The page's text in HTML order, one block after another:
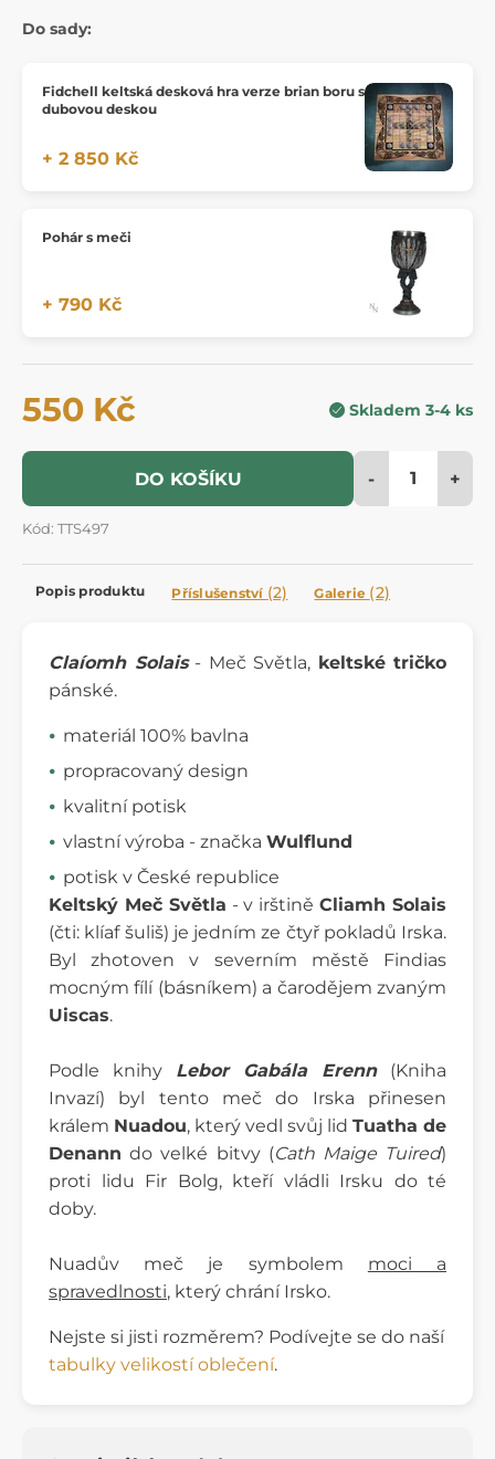
Do sady:
Fidchell keltská desková hra verze brian boru s
dubovou deskou
+ 2 850 Kč
Pohár s meči
+ 790 Kč
550 Kč Skladem 3-4 ks
DO KOŠÍKU - +
Kód: TTS497
Popis produktu Příslušenství (2) Galerie (2)
Claíomh Solais- Meč Světla, keltské tričko
pánské.
materiál 100% bavlna
propracovaný design
kvalitní potisk
vlastní výroba - značka Wulflund
potisk v České republice
Keltský Meč Světla - v irštiněCliamh Solais
(čti: klíaf šuliš) je jedním ze čtyř pokladů Irska.
Byl zhotoven v severním městě Findias
mocným fílí (básníkem) a čarodějem zvaným
Uiscas.
Podle knihy Lebor Gabála Erenn(Kniha
Invazí) byl tento meč do Irska přinesen
králem Nuadou, který vedl svůj lid Tuatha de
Denann do velké bitvy (Cath Maige Tuired)
proti lidu Fir Bolg, kteří vládli Irsku do té
doby.
Nuadův meč je symbolem moci a
spravedlnosti, který chrání Irsko.
Nejste si jisti rozměrem? Podívejte se do naší
tabulky velikostí oblečení.